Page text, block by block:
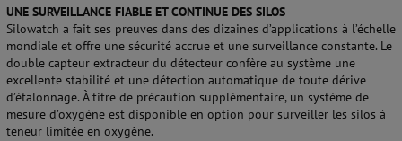
UNE SURVEILLANCE FIABLE ET CONTINUE DES SILOS
Silowatch a fait ses preuves dans des dizaines d’applications à l’échelle
mondiale et offre une sécurité accrue et une surveillance constante. Le
double capteur extracteur du détecteur confère au système une
excellente stabilité et une détection automatique de toute dérive
d’étalonnage. À titre de précaution supplémentaire, un système de
mesure d’oxygène est disponible en option pour surveiller les silos à
teneur limitée en oxygène.